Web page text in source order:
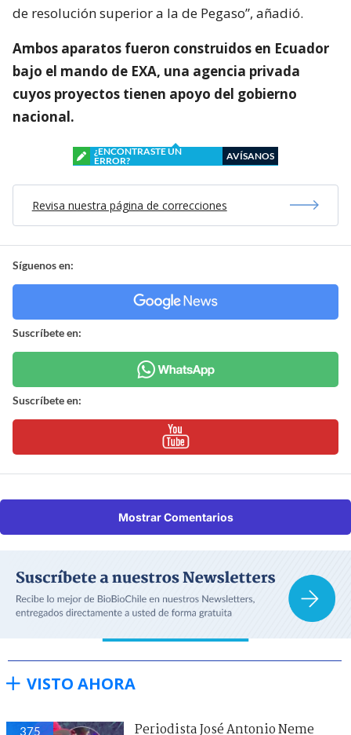
de resolución superior a la de Pegaso”, añadió.
Ambos aparatos fueron construidos en Ecuador
bajo el mando de EXA, una agencia privada
cuyos proyectos tienen apoyo del gobierno
nacional.
¿ENCONTRASTE UN
ERROR?
AVÍSANOS
Revisa nuestra página de correcciones
Síguenos en:
Suscríbete en:
Suscríbete en:
Mostrar Comentarios
VISTO AHORA
375
Periodista José Antonio Neme